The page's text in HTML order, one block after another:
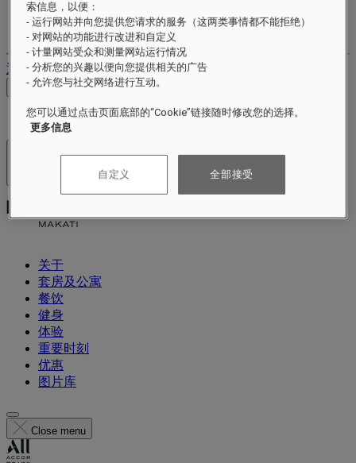
您的忠诚账户
您的预订
退出
查看价格
关于
套房及公寓
餐饮
健身
体验
重要时刻
优惠
图片库
Close menu
索信息，以便：
- 运行网站并向您提供您请求的服务（这两类事情都不能拒绝）
- 对网站的功能进行改进和自定义
- 计量网站受众和测量网站运行情况
- 分析您的兴趣以便向您提供相关的广告
- 允许您与社交网络进行互动。
您可以通过点击页面底部的“Cookie”链接随时修改您的选择。
更多信息
自定义 全部接受